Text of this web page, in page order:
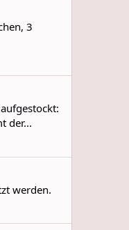
3
der...
werden.